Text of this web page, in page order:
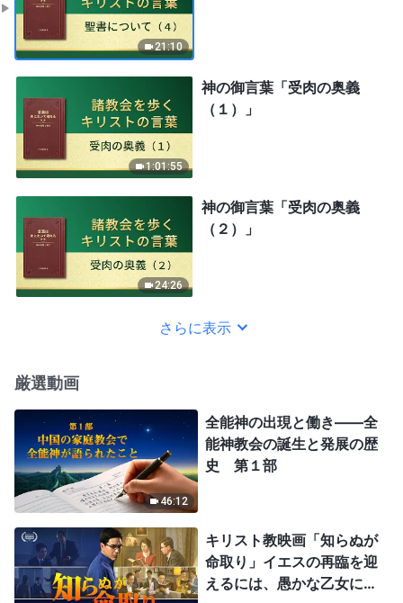
21:10
1:01:55
神の御言葉「受肉の奥義
（１）」
24:26
神の御言葉「受肉の奥義
（２）」
さらに表示
厳選動画
46:12
全能神の出現と働き——全
能神教会の誕生と発展の歴
史 第１部
キリスト教映画「知らぬが
命取り」イエスの再臨を迎
えるには、愚かな乙女にな